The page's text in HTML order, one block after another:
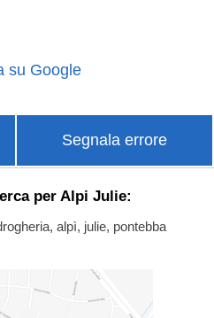
su Google
Segnala errore
per Alpi Julie:
alpì, julie, pontebba